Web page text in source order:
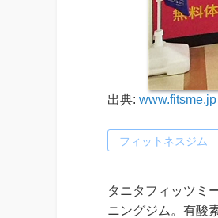
出典: www.fitsme.jp
フィットネスジム
タニタフィッツミ
ニングジム。有酸